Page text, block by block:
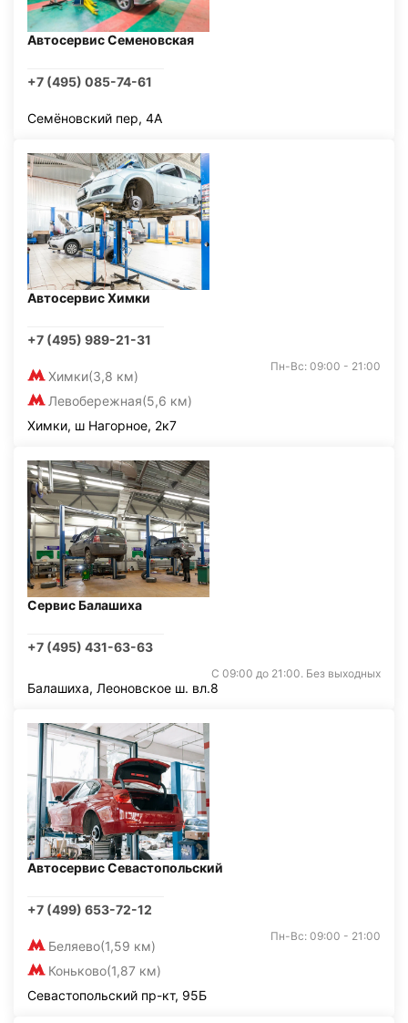
Автосервис Семеновская
+7 (495) 085-74-61
Семёновский пер, 4А
Автосервис Химки
+7 (495) 989-21-31
Химки(3,8 км)
Левобережная(5,6 км)
Пн-Вс: 09:00 - 21:00
Химки, ш Нагорное, 2к7
Сервис Балашиха
+7 (495) 431-63-63
С 09:00 до 21:00. Без выходных
Балашиха, Леоновское ш. вл.8
Автосервис Севастопольский
+7 (499) 653-72-12
Беляево(1,59 км)
Коньково(1,87 км)
Пн-Вс: 09:00 - 21:00
Севастопольский пр-кт, 95Б